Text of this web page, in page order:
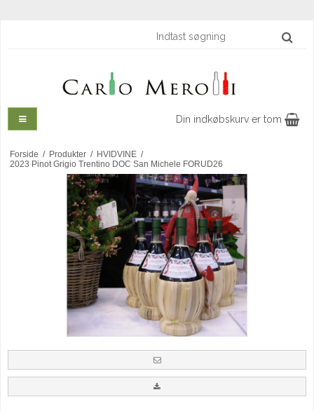
Din indkøbskurv er tom
Forside / Produkter / HVIDVINE /
2023 Pinot Grigio Trentino DOC San Michele FORUD26